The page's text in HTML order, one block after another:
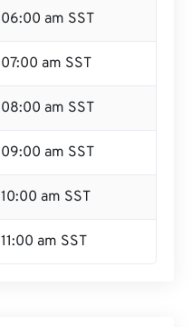
06:00 am SST
07:00 am SST
08:00 am SST
09:00 am SST
10:00 am SST
11:00 am SST